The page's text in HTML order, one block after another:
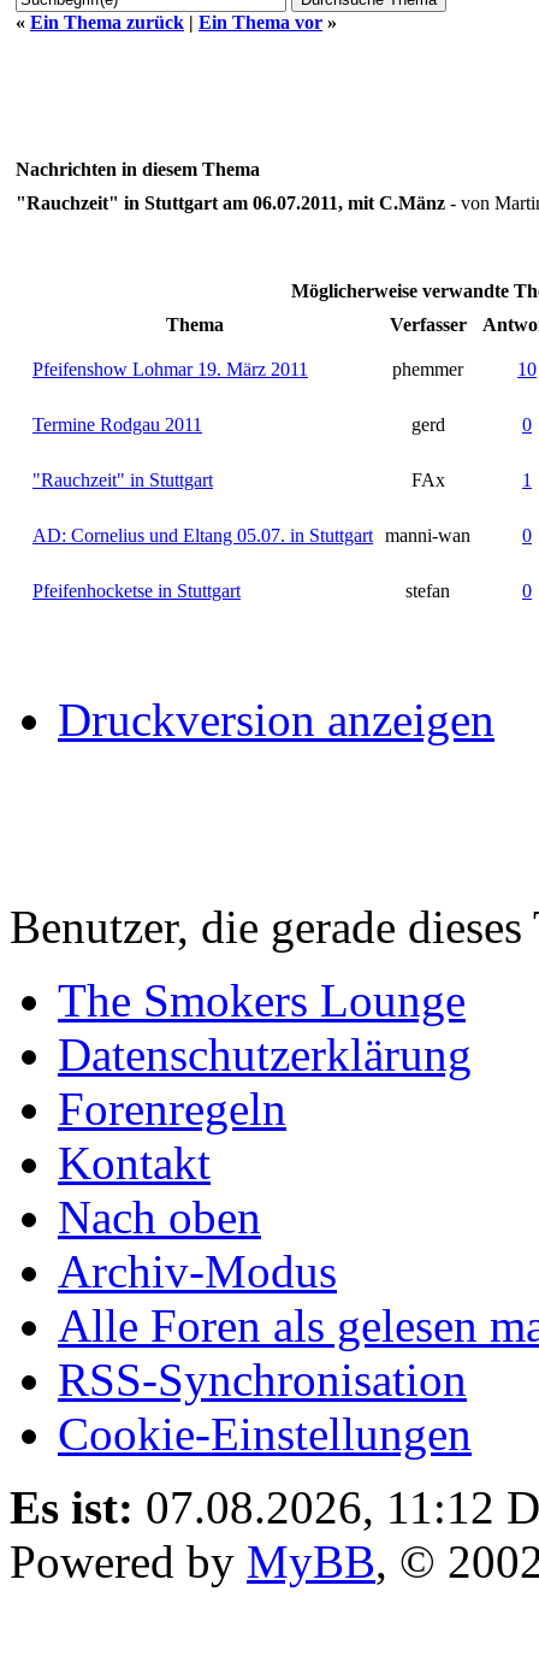
« Ein Thema zurück | Ein Thema vor »
Nachrichten in diesem Thema
"Rauchzeit" in Stuttgart am 06.07.2011, mit C.Mänz - von
Möglicherweise verwandte
Thema
Verfasser
Pfeifenshow Lohmar 19. März 2011 phemmer 10
Termine Rodgau 2011 gerd 0
"Rauchzeit" in Stuttgart FAx 1
AD: Cornelius und Eltang 05.07. in Stuttgart manni-wan 0
Pfeifenhocketse in Stuttgart stefan 0
Druckversion anzeigen
Benutzer, die gerade
The Smokers Lounge
Datenschutzerklärung
Forenregeln
Kontakt
Nach oben
Archiv-Modus
Alle Foren als gelesen
RSS-Synchronisation
Cookie-Einstellungen
Es ist: 07.08.2026, 11:12
Powered by MyBB, ©